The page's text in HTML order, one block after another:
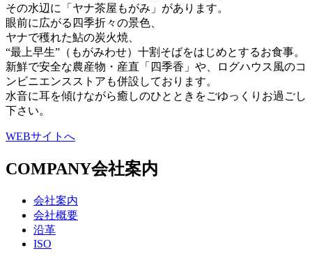
その水辺に「ヤナ茶屋もがみ」があります。
眼前に広がる四季折々の景色、
ヤナで穫れた鮎の炭火焼、
“最上早生”（もがみわせ）十割そばをはじめとするお食事。
新鮮で安全な農産物・産直「四季香」や、ログハウス風のコ
ンビニエンスストアも併設しております。
水音に耳を傾けながら癒しのひとときをごゆっくりお過ごし
下さい。
WEBサイトへ
COMPANY会社案内
会社案内
会社概要
沿革
ISO